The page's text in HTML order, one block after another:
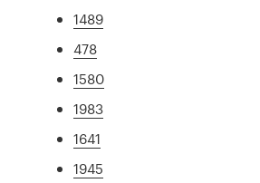
1489
478
1580
1983
1641
1945